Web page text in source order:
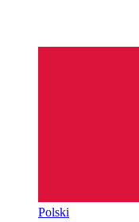
Polski